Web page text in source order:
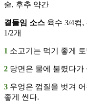
술, 후추 약간
곁들임 소스 육수 3/4컵,
1/2개
1 소고기는 먹기 좋게
2 당면은 물에 불렸다가
3 우엉은 껍질을 벗겨
좋게 썬다.